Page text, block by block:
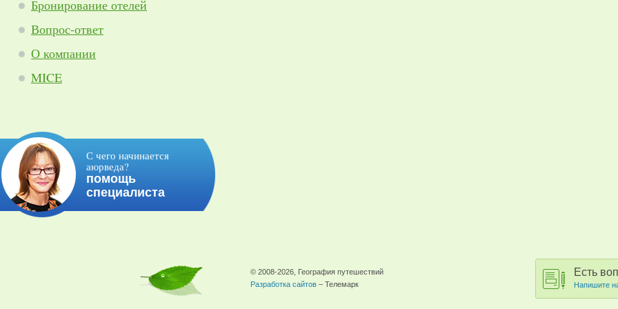
Бронирование отелей
Вопрос-ответ
О компании
MICE
С чего начинается
аюрведа?
помощь
специалиста
© 2008-2026, География путешествий
Разработка сайтов– Телемарк
Есть
Напишите